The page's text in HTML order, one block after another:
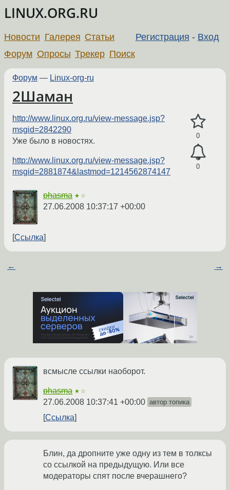
LINUX.ORG.RU
Регистрация - Вход
Новости Галерея Статьи
Форум Опросы Трекер Поиск
Форум — Linux-org-ru
2Шаман
0
0
http://www.linux.org.ru/view-message.jsp?
msgid=2842290
Уже было в новостях.
http://www.linux.org.ru/view-message.jsp?
msgid=2881874&lastmod=1214562874147
phasma ★☆
27.06.2008 10:37:17 +00:00
Ссылка
← →
всмысле ссылки наоборот.
phasma ★☆
27.06.2008 10:37:41 +00:00 автор топика
Ссылка
Блин, да дропните уже одну из тем в толксы
со ссылкой на предыдущую. Или все
модераторы спят после вчерашнего?